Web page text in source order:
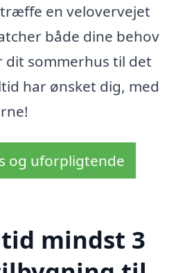
en velovervejet
både dine behov
dit sommerhus til det
har ønsket dig, med
og uforpligtende
mindst 3